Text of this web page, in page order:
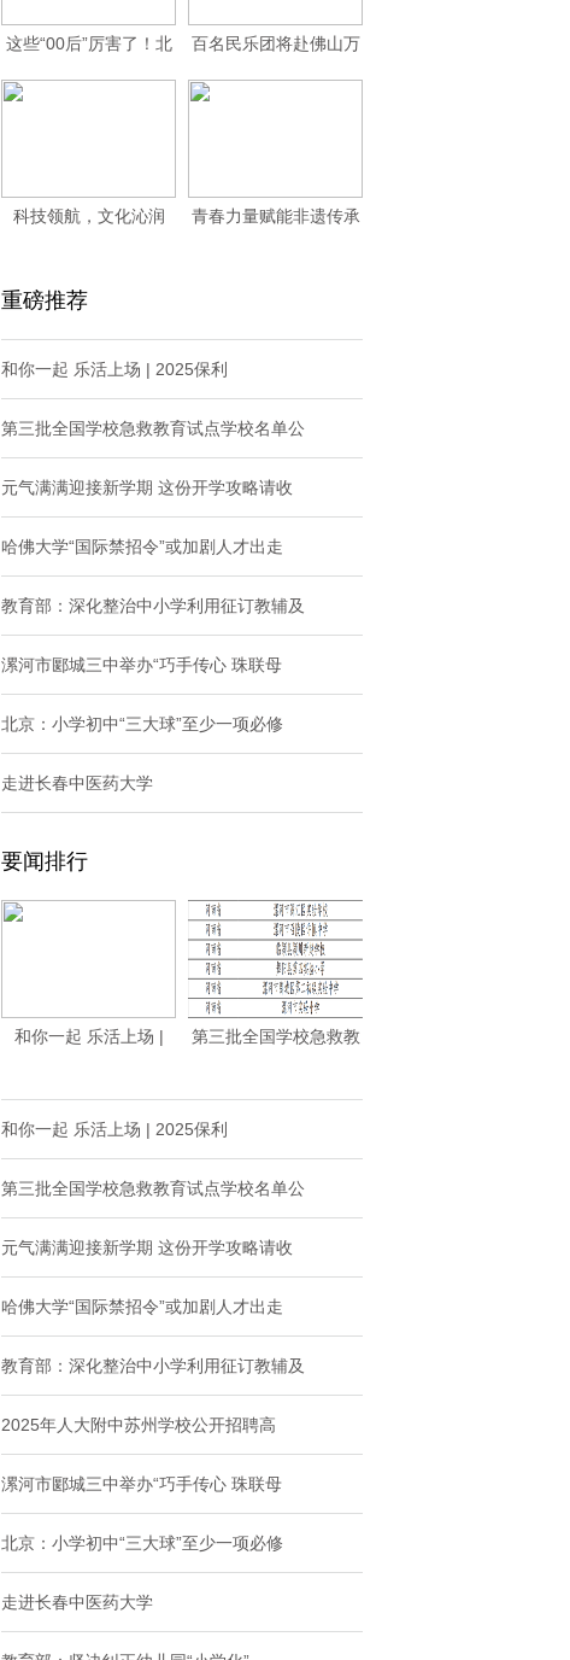
这些“00后”厉害了！北
航学子从零打
百名民乐团将赴佛山万
人体育场“西甲之
科技领航，文化沁润
青春力量赋能非遗传承
重磅推荐
和你一起 乐活上场 | 2025保利
第三批全国学校急救教育试点学校名单公
元气满满迎接新学期 这份开学攻略请收
哈佛大学“国际禁招令”或加剧人才出走
教育部：深化整治中小学利用征订教辅及
漯河市郾城三中举办“巧手传心 珠联母
北京：小学初中“三大球”至少一项必修
走进长春中医药大学
要闻排行
和你一起 乐活上场 |
第三批全国学校急救教
和你一起 乐活上场 | 2025保利
第三批全国学校急救教育试点学校名单公
元气满满迎接新学期 这份开学攻略请收
哈佛大学“国际禁招令”或加剧人才出走
教育部：深化整治中小学利用征订教辅及
2025年人大附中苏州学校公开招聘高
漯河市郾城三中举办“巧手传心 珠联母
北京：小学初中“三大球”至少一项必修
走进长春中医药大学